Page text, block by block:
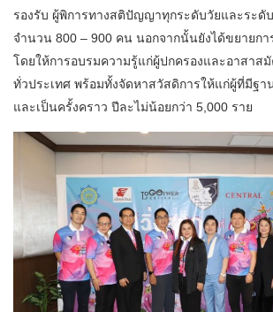
รองรับ ผู้พิการทางสติปัญญาทุกระดับวัยและระดั
จำนวน 800 – 900 คน นอกจากนั้นยังได้ขยายก
โดยให้การอบรมความรู้แก่ผู้ปกครองและอาสาส
ทั่วประเทศ พร้อมทั้งจัดหาสวัสดิการให้แก่ผู้ที่มีฐา
และเป็นครั้งคราว ปีละไม่น้อยกว่า 5,000 ราย